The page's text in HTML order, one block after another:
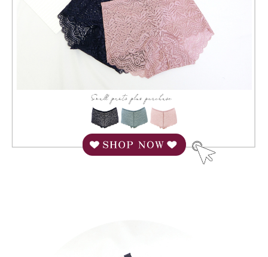
每筆NT$80，滿NT$890(含以上)免運費
黑貓貨到付款